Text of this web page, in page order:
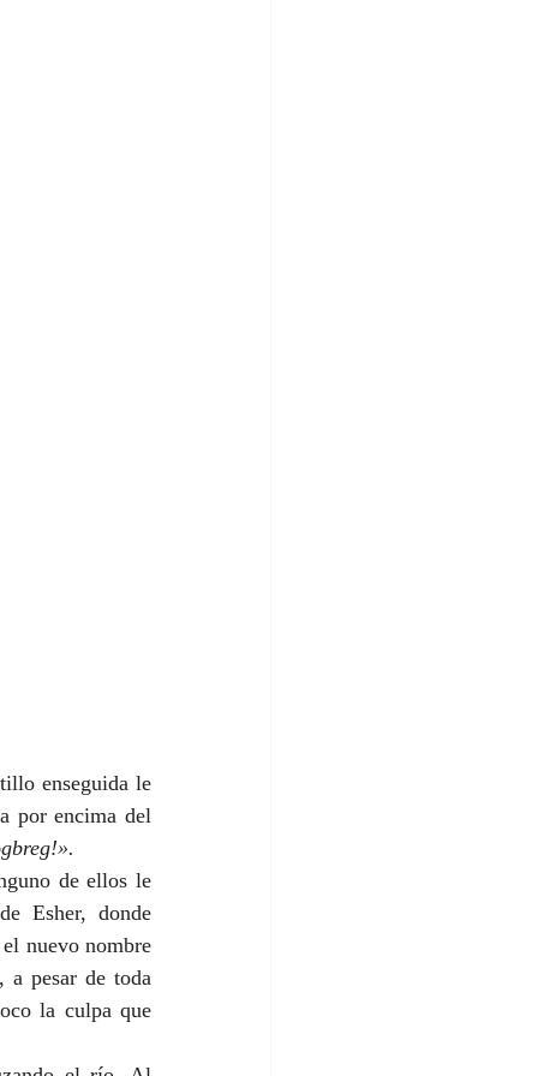
enseguida le
por encima del
de ellos le
Esher, donde
nuevo nombre
pesar de toda
la culpa que